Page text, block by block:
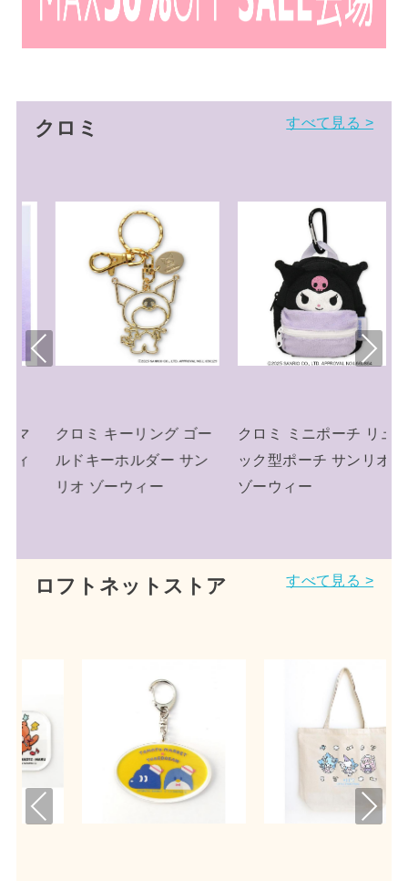
クロミ すべて見る >
ー
クロミ ミニポーチ リュ
ック型ポーチ サンリオ
ゾーウィー
クロミ キーリング ミニ
チュアニットチャーム
ニット帽 サンリオ
Pre
Nex
ロフトネットストア すべて見る >
Pre
Nex